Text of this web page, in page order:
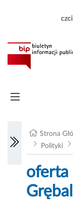
Strona
Polityki
oferta